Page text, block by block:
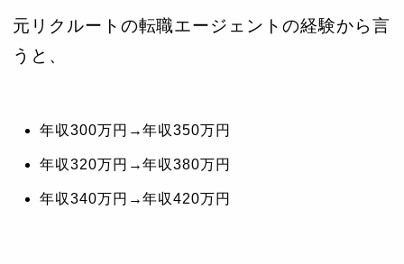
元リクルートの転職エージェントの経験から言
うと、
年収300万円→年収350万円
年収320万円→年収380万円
年収340万円→年収420万円